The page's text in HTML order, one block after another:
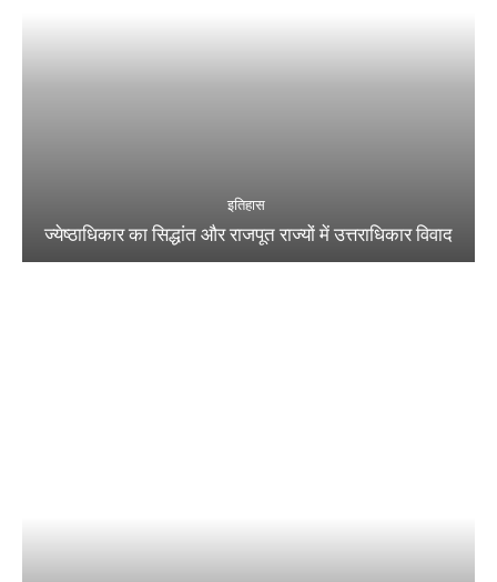
इतिहास
ज्येष्ठाधिकार का सिद्धांत और राजपूत राज्यों में उत्तराधिकार विवाद